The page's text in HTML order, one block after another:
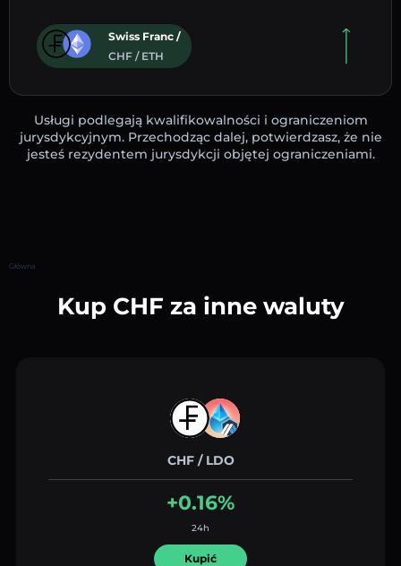
Swiss Franc /
CHF / ETH
Usługi podlegają kwalifikowalności i ograniczeniom
jurysdykcyjnym. Przechodząc dalej, potwierdzasz, że nie
jesteś rezydentem jurysdykcji objętej ograniczeniami.
Główna
Kup CHF za inne waluty
CHF / LDO
+0.16%
24h
Kupić